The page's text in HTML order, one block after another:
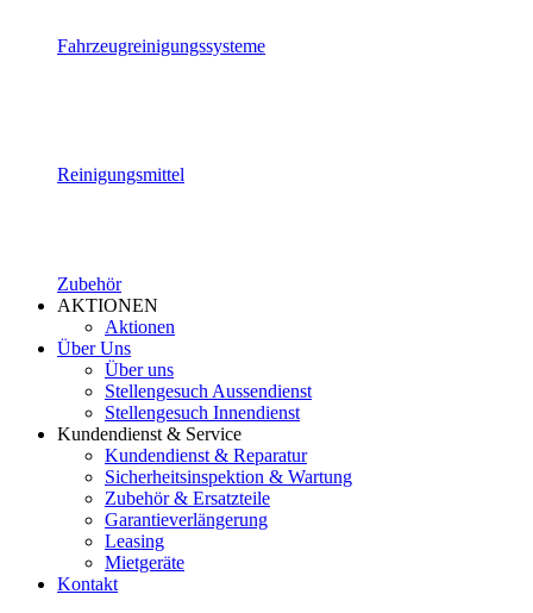
Fahrzeugreinigungssysteme
Reinigungsmittel
Zubehör
AKTIONEN
Aktionen
Über Uns
Über uns
Stellengesuch Aussendienst
Stellengesuch Innendienst
Kundendienst & Service
Kundendienst & Reparatur
Sicherheitsinspektion & Wartung
Zubehör & Ersatzteile
Garantieverlängerung
Leasing
Mietgeräte
Kontakt